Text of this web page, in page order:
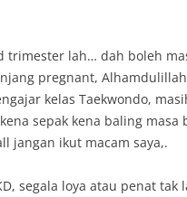
trimester lah… dah boleh
pregnant,
kelas Taekwondo,
sepak kena baling masa
jangan ikut macam saya,.
segala loya atau penat tak